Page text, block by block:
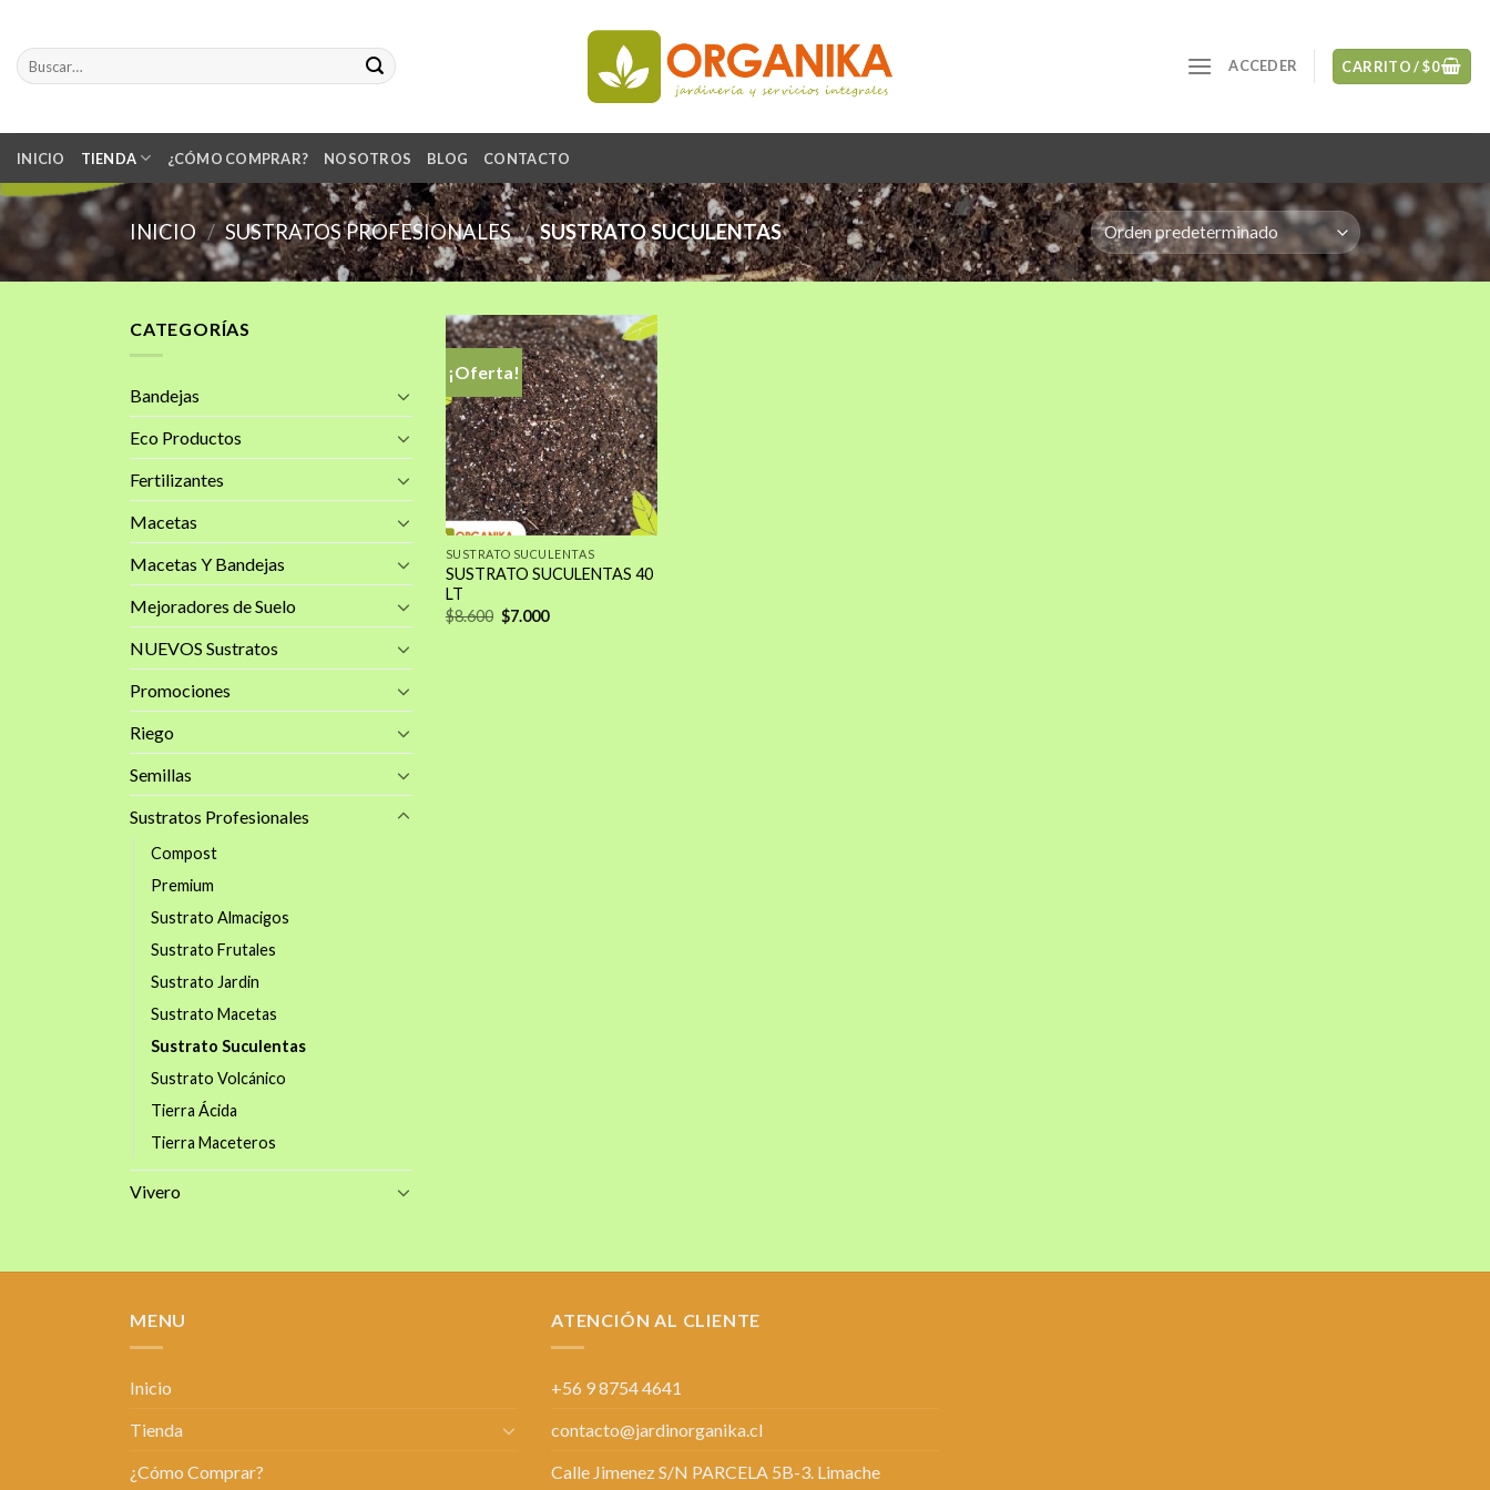
content
Buscar
por:
ACCEDER CARRITO /$0
INICIO TIENDA ¿CÓMO COMPRAR? NOSOTROS BLOG CONTACTO
INICIO / SUSTRATOS PROFESIONALES / SUSTRATO SUCULENTAS
CATEGORÍAS
Bandejas
Eco Productos
Fertilizantes
Macetas
Macetas Y Bandejas
Mejoradores de Suelo
NUEVOS Sustratos
Promociones
Riego
Semillas
Sustratos Profesionales
Compost
Premium
Sustrato Almacigos
Sustrato Frutales
Sustrato Jardin
Sustrato Macetas
Sustrato Suculentas
Sustrato Volcánico
Tierra Ácida
Tierra Maceteros
Vivero
¡Oferta!
Añadir
a la
lista de
deseos
SUSTRATO SUCULENTAS
SUSTRATO SUCULENTAS 40
LT
$8.600 El
precio
$7.000El
MENU
Inicio
Tienda
¿Cómo Comprar?
ATENCIÓN AL CLIENTE
+56 9 8754 4641
contacto@jardinorganika.cl
Calle Jimenez S/N PARCELA 5B-3. Limache